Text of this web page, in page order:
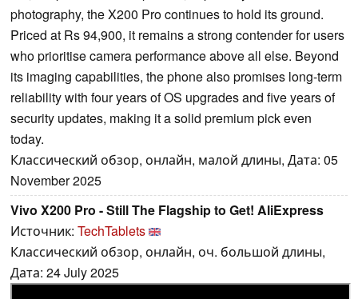
photography, the X200 Pro continues to hold its ground.
Priced at Rs 94,900, it remains a strong contender for users
who prioritise camera performance above all else. Beyond
its imaging capabilities, the phone also promises long-term
reliability with four years of OS upgrades and five years of
security updates, making it a solid premium pick even
today.
Классический обзор, онлайн, малой длины, Дата: 05
November 2025
Vivo X200 Pro - Still The Flagship to Get! AliExpress
Источник: TechTablets
Классический обзор, онлайн, оч. большой длины,
Дата: 24 July 2025